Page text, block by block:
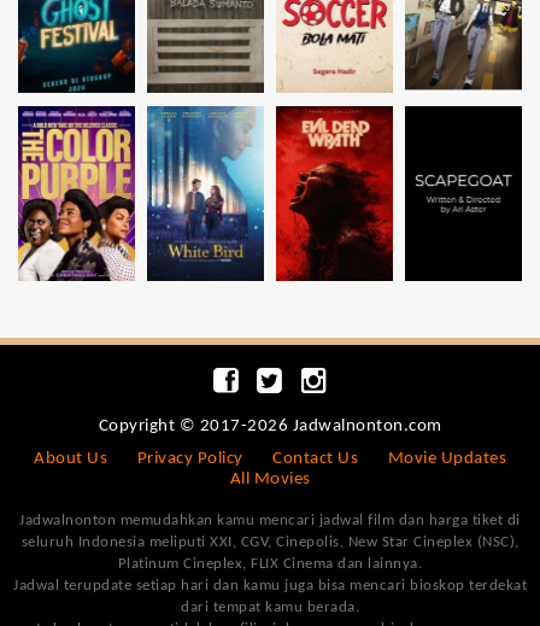
Copyright © 2017-2026 Jadwalnonton.com
About Us
Privacy Policy Contact Us
Movie Updates
All Movies
Jadwalnonton memudahkan kamu mencari jadwal film dan harga tiket di
seluruh Indonesia meliputi XXI, CGV, Cinepolis, New Star Cineplex (NSC),
Platinum Cineplex, FLIX Cinema dan lainnya.
Jadwal terupdate setiap hari dan kamu juga bisa mencari bioskop terdekat
dari tempat kamu berada.